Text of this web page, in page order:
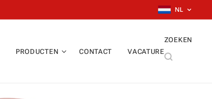
NL
PRODUCTEN CONTACT VACATURE
ZOEKEN